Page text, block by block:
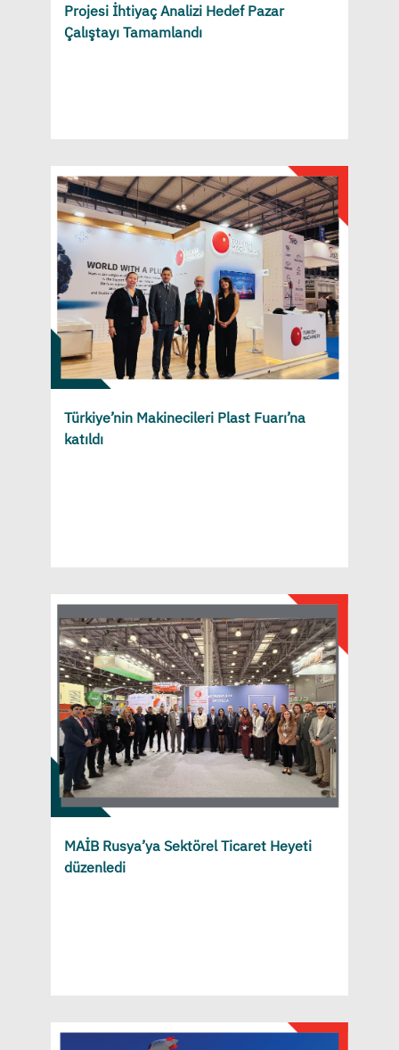
Projesi İhtiyaç Analizi Hedef Pazar
Çalıştayı Tamamlandı
Türkiye’nin Makinecileri Plast Fuarı’na
katıldı
MAİB Rusya’ya Sektörel Ticaret Heyeti
düzenledi